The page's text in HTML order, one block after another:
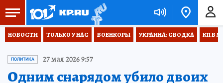
НОВОСТИ ТОЛЬКО У НАС ВОЕНКОРЫ УКРАИНА: СВОДКА КП В
ПОЛИТИКА 27 мая 2026 9:57
Одним снарядом убило двоих